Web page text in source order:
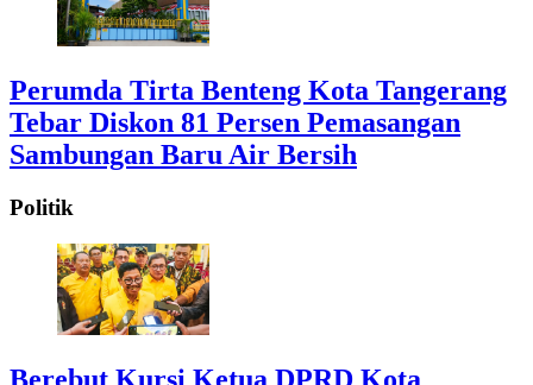
Perumda Tirta Benteng Kota Tangerang
Tebar Diskon 81 Persen Pemasangan
Sambungan Baru Air Bersih
Politik
Berebut Kursi Ketua DPRD Kota